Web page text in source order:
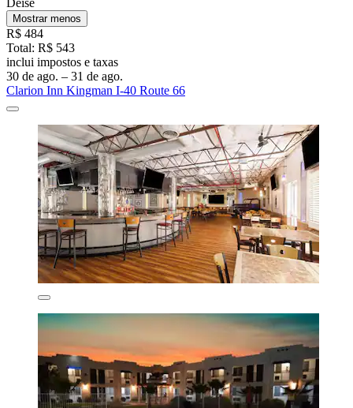
Mostrar menos
R$ 484
Total: R$ 543
inclui impostos e taxas
30 de ago. – 31 de ago.
Clarion Inn Kingman I-40 Route 66